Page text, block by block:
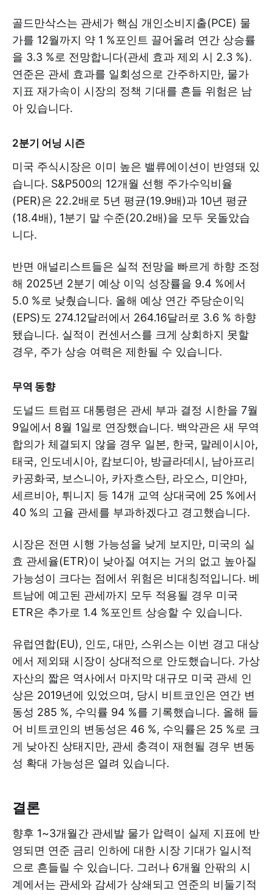
골드만삭스는 관세가 핵심 개인소비지출(PCE) 물
가를 12월까지 약 1 %포인트 끌어올려 연간 상승률
을 3.3 %로 전망합니다(관세 효과 제외 시 2.3 %).
연준은 관세 효과를 일회성으로 간주하지만, 물가
지표 재가속이 시장의 정책 기대를 흔들 위험은 남
아 있습니다.
2분기 어닝 시즌
미국 주식시장은 이미 높은 밸류에이션이 반영돼 있
습니다. S&P500의 12개월 선행 주가수익비율
(PER)은 22.2배로 5년 평균(19.9배)과 10년 평균
(18.4배), 1분기 말 수준(20.2배)을 모두 웃돌았습
니다.
반면 애널리스트들은 실적 전망을 빠르게 하향 조정
해 2025년 2분기 예상 이익 성장률을 9.4 %에서
5.0 %로 낮췄습니다. 올해 예상 연간 주당순이익
(EPS)도 274.12달러에서 264.16달러로 3.6 % 하향
됐습니다. 실적이 컨센서스를 크게 상회하지 못할
경우, 주가 상승 여력은 제한될 수 있습니다.
무역 동향
도널드 트럼프 대통령은 관세 부과 결정 시한을 7월
9일에서 8월 1일로 연장했습니다. 백악관은 새 무역
합의가 체결되지 않을 경우 일본, 한국, 말레이시아,
태국, 인도네시아, 캄보디아, 방글라데시, 남아프리
카공화국, 보스니아, 카자흐스탄, 라오스, 미얀마,
세르비아, 튀니지 등 14개 교역 상대국에 25 %에서
40 %의 고율 관세를 부과하겠다고 경고했습니다.
시장은 전면 시행 가능성을 낮게 보지만, 미국의 실
효 관세율(ETR)이 낮아질 여지는 거의 없고 높아질
가능성이 크다는 점에서 위험은 비대칭적입니다. 베
트남에 예고된 관세까지 모두 적용될 경우 미국
ETR은 추가로 1.4 %포인트 상승할 수 있습니다.
유럽연합(EU), 인도, 대만, 스위스는 이번 경고 대상
에서 제외돼 시장이 상대적으로 안도했습니다. 가상
자산의 짧은 역사에서 마지막 대규모 미국 관세 인
상은 2019년에 있었으며, 당시 비트코인은 연간 변
동성 285 %, 수익률 94 %를 기록했습니다. 올해 들
어 비트코인의 변동성은 46 %, 수익률은 25 %로 크
게 낮아진 상태지만, 관세 충격이 재현될 경우 변동
성 확대 가능성은 열려 있습니다.
결론
향후 1~3개월간 관세발 물가 압력이 실제 지표에 반
영되면 연준 금리 인하에 대한 시장 기대가 일시적
으로 흔들릴 수 있습니다. 그러나 6개월 안팎의 시
계에서는 관세와 감세가 상쇄되고 연준의 비둘기적